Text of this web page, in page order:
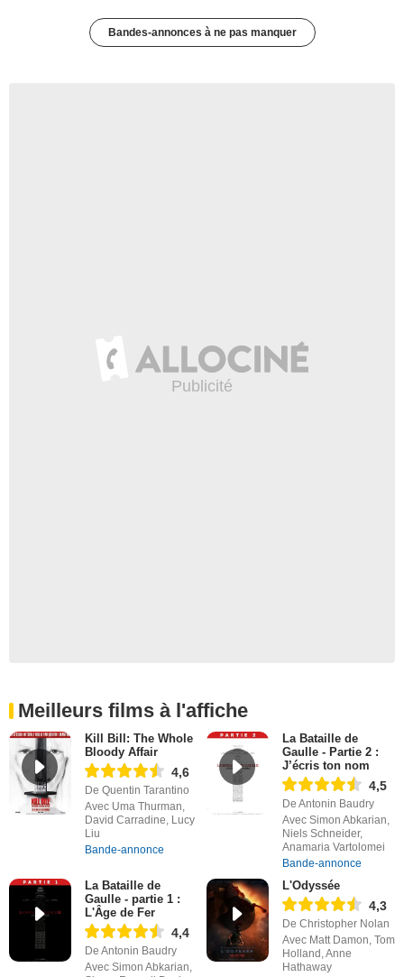
Bandes-annonces à ne pas manquer
Meilleurs films à l'affiche
Kill Bill: The Whole
Bloody Affair
4,6
De Quentin Tarantino
Avec Uma Thurman,
David Carradine, Lucy
Liu
Bande-annonce
La Bataille de
Gaulle - Partie 2 :
J’écris ton nom
4,5
De Antonin Baudry
Avec Simon Abkarian,
Niels Schneider,
Anamaria Vartolomei
Bande-annonce
La Bataille de
Gaulle - partie 1 :
L'Âge de Fer
4,4
De Antonin Baudry
Avec Simon Abkarian,
L'Odyssée
4,3
De Christopher Nolan
Avec Matt Damon, Tom
Holland, Anne
Hathaway